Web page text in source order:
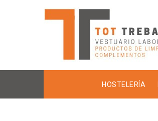
HOSTELERÍA